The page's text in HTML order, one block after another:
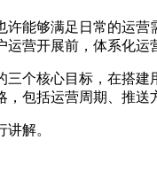
能够满足日常的运
营开展前，体系化
三个核心目标，在搭
，包括运营周期、推
解。